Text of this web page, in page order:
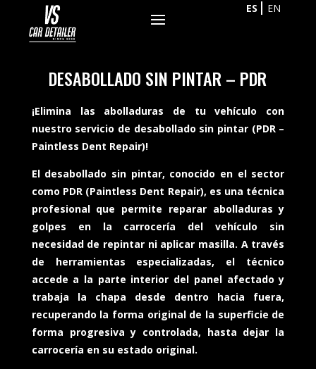
ES EN
DESABOLLADO SIN PINTAR – PDR
¡Elimina las abolladuras de tu vehículo con
nuestro servicio de desabollado sin pintar (PDR –
Paintless Dent Repair)!
El desabollado sin pintar, conocido en el sector
como PDR (Paintless Dent Repair), es una técnica
profesional que permite reparar abolladuras y
golpes en la carrocería del vehículo sin
necesidad de repintar ni aplicar masilla. A través
de herramientas especializadas, el técnico
accede a la parte interior del panel afectado y
trabaja la chapa desde dentro hacia fuera,
recuperando la forma original de la superficie de
forma progresiva y controlada, hasta dejar la
carrocería en su estado original.